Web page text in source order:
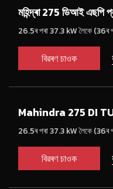
মহিন্দ্ৰা 275 ডিআই এছপি
26.5ৰ পৰা 37.3 kW লৈকে (36ৰ
বিৱৰণ চাওক
Mahindra 275 DI
26.5ৰ পৰা 37.3 kW লৈকে (36ৰ
বিৱৰণ চাওক